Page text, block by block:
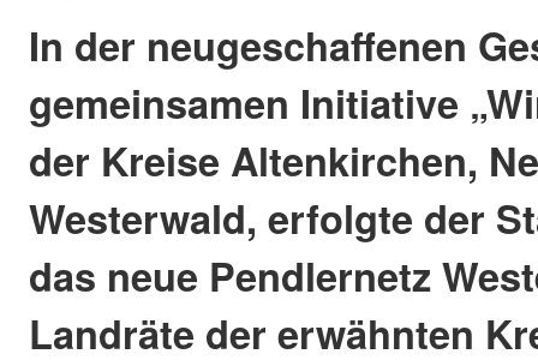
In der neugeschaffenen
gemeinsamen Initiative
der Kreise Altenkirchen,
Westerwald, erfolgte der
das neue Pendlernetz
Landräte der erwähnten